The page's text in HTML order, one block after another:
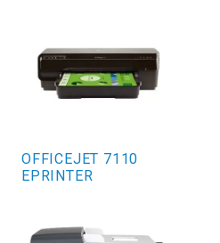
OFFICEJET 7110
EPRINTER